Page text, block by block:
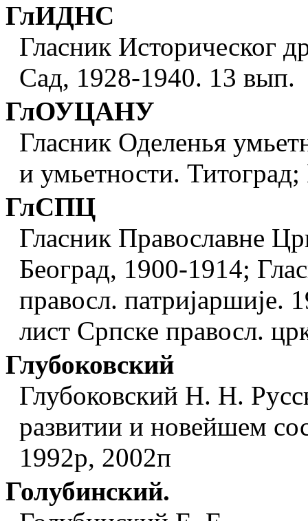
ГлИДНС
Гласник Историческог
Сад, 1928-1940. 13 вып.
ГлОУЦАНУ
Гласник Оделенья
и умьетности.
ГлСПЦ
Гласник Православне
Београд, 1900-1914;
правосл. патриjаршиjе.
лист Српске правосл.
Глубоковский
Глубоковский Н. Н.
развитии и новейшем
1992р, 2002п
Голубинский.